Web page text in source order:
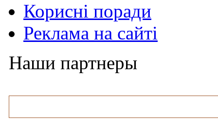
Корисні поради
Реклама на сайті
Наши партнеры